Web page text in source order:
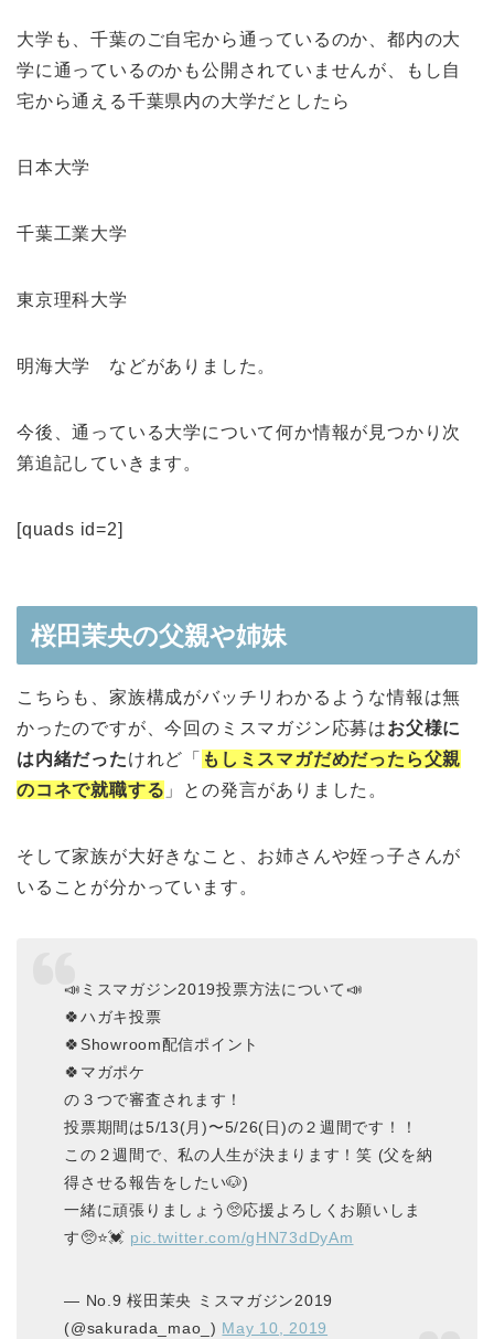
大学も、千葉のご自宅から通っているのか、都内の大
学に通っているのかも公開されていませんが、もし自
宅から通える千葉県内の大学だとしたら
日本大学
千葉工業大学
東京理科大学
明海大学 などがありました。
今後、通っている大学について何か情報が見つかり次
第追記していきます。
[quads id=2]
桜田茉央の父親や姉妹
こちらも、家族構成がバッチリわかるような情報は無
かったのですが、今回のミスマガジン応募はお父様に
は内緒だったけれど「 もしミスマガだめだったら父親
のコネで就職する 」との発言がありました。
そして家族が大好きなこと、お姉さんや姪っ子さんが
いることが分かっています。
📣ミスマガジン2019投票方法について📣
🍀ハガキ投票
🍀Showroom配信ポイント
🍀マガポケ
の３つで審査されます！
投票期間は5/13(月)〜5/26(日)の２週間です！！
この２週間で、私の人生が決まります！笑 (父を納
得させる報告をしたい🐶)
一緒に頑張りましょう🥺応援よろしくお願いしま
す🥺⭐️💓 pic.twitter.com/gHN73dDyAm
— No.9 桜田茉央 ミスマガジン2019
(@sakurada_mao_) May 10, 2019